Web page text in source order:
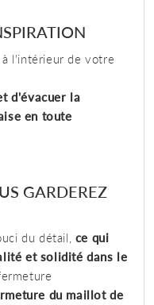
l'intérieur de votre
d'évacuer la
en toute
GARDEREZ
du détail, ce qui
et solidité dans le
du maillot de